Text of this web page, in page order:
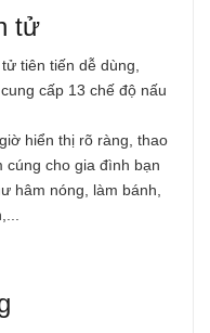
tử
tiên tiến dễ dùng,
cấp 13 chế độ nấu
hiển thị rõ ràng, thao
cho gia đình bạn
hâm nóng, làm bánh,